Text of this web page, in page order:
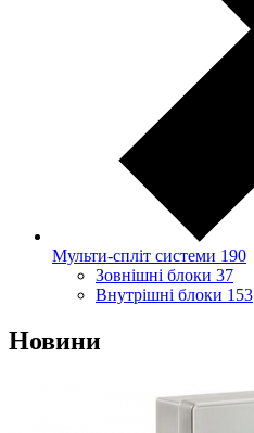
Мульти-спліт системи 190
Зовнішні блоки 37
Внутрішні блоки 153
Новини